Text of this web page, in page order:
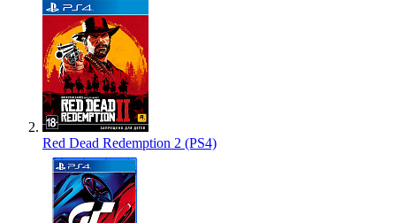
Red Dead Redemption 2 (PS4)